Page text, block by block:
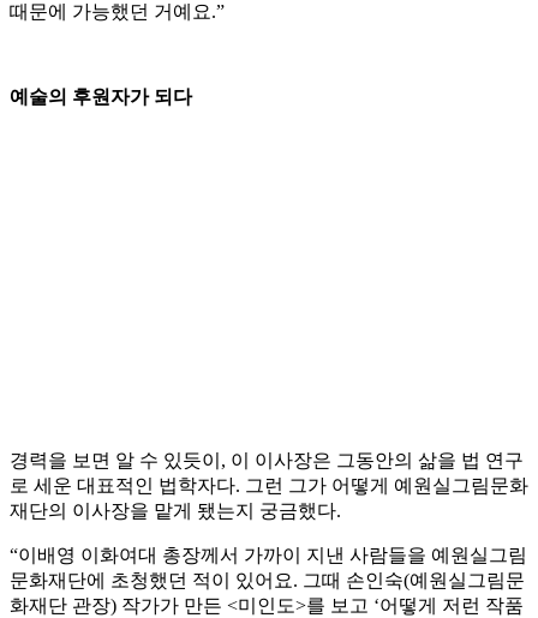
때문에 가능했던 거예요.”
예술의 후원자가 되다
경력을 보면 알 수 있듯이, 이 이사장은 그동안의 삶을 법 연구
로 세운 대표적인 법학자다. 그런 그가 어떻게 예원실그림문화
재단의 이사장을 맡게 됐는지 궁금했다.
“이배영 이화여대 총장께서 가까이 지낸 사람들을 예원실그림
문화재단에 초청했던 적이 있어요. 그때 손인숙(예원실그림문
화재단 관장) 작가가 만든 <미인도>를 보고 ‘어떻게 저런 작품